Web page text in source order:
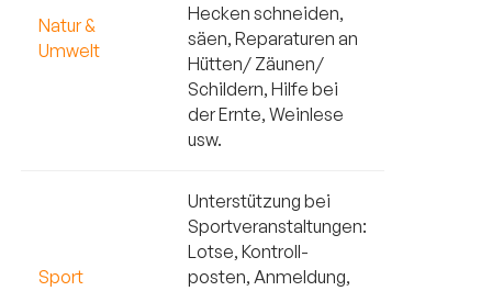
Natur &
Umwelt
Hecken schneiden,
säen, Reparaturen an
Hütten/ Zäunen/
Schildern, Hilfe bei
der Ernte, Weinlese
usw.
Sport
Unterstützung bei
Sportveranstaltungen:
Lotse, Kontroll-
posten, Anmeldung,